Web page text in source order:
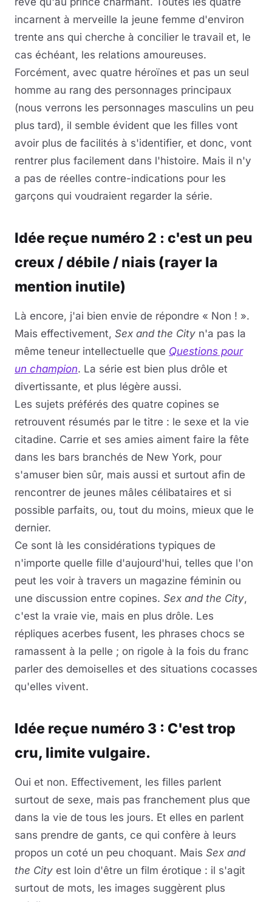
incarnent à merveille la jeune femme d'environ
trente ans qui cherche à concilier le travail et, le
cas échéant, les relations amoureuses.
Forcément, avec quatre héroïnes et pas un seul
homme au rang des personnages principaux
(nous verrons les personnages masculins un peu
plus tard), il semble évident que les filles vont
avoir plus de facilités à s'identifier, et donc, vont
rentrer plus facilement dans l'histoire. Mais il n'y
a pas de réelles contre-indications pour les
garçons qui voudraient regarder la série.
Idée reçue numéro 2 : c'est un peu
creux / débile / niais (rayer la
mention inutile)
Là encore, j'ai bien envie de répondre « Non ! ».
Mais effectivement, Sex and the City n'a pas la
même teneur intellectuelle que Questions pour
un champion. La série est bien plus drôle et
divertissante, et plus légère aussi.
Les sujets préférés des quatre copines se
retrouvent résumés par le titre : le sexe et la vie
citadine. Carrie et ses amies aiment faire la fête
dans les bars branchés de New York, pour
s'amuser bien sûr, mais aussi et surtout afin de
rencontrer de jeunes mâles célibataires et si
possible parfaits, ou, tout du moins, mieux que le
dernier.
Ce sont là les considérations typiques de
n'importe quelle fille d'aujourd'hui, telles que l'on
peut les voir à travers un magazine féminin ou
une discussion entre copines. Sex and the City,
c'est la vraie vie, mais en plus drôle. Les
répliques acerbes fusent, les phrases chocs se
ramassent à la pelle ; on rigole à la fois du franc
parler des demoiselles et des situations cocasses
qu'elles vivent.
Idée reçue numéro 3 : C'est trop
cru, limite vulgaire.
Oui et non. Effectivement, les filles parlent
surtout de sexe, mais pas franchement plus que
dans la vie de tous les jours. Et elles en parlent
sans prendre de gants, ce qui confère à leurs
propos un coté un peu choquant. Mais Sex and
the City est loin d'être un film érotique : il s'agit
surtout de mots, les images suggèrent plus